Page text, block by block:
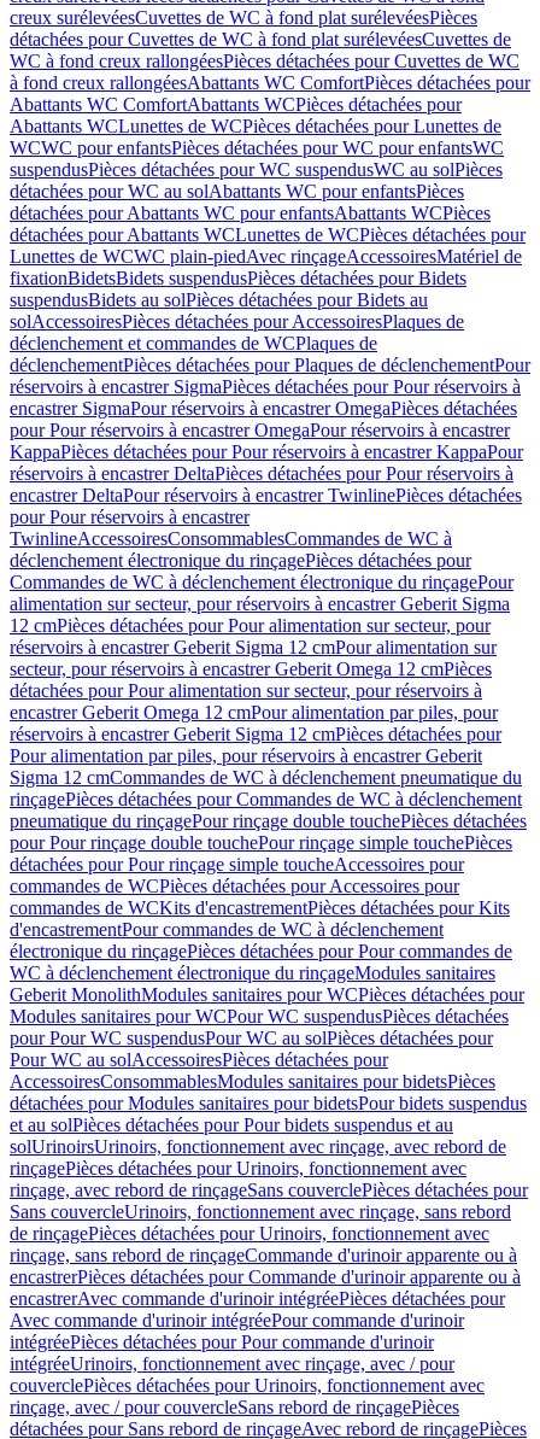
creux surélevéesCuvettes de WC à fond plat surélevéesPièces
détachées pour Cuvettes de WC à fond plat surélevéesCuvettes de
WC à fond creux rallongéesPièces détachées pour Cuvettes de WC
à fond creux rallongéesAbattants WC ComfortPièces détachées pour
Abattants WC ComfortAbattants WCPièces détachées pour
Abattants WCLunettes de WCPièces détachées pour Lunettes de
WCWC pour enfantsPièces détachées pour WC pour enfantsWC
suspendusPièces détachées pour WC suspendusWC au solPièces
détachées pour WC au solAbattants WC pour enfantsPièces
détachées pour Abattants WC pour enfantsAbattants WCPièces
détachées pour Abattants WCLunettes de WCPièces détachées pour
Lunettes de WCWC plain-piedAvec rinçageAccessoiresMatériel de
fixationBidetsBidets suspendusPièces détachées pour Bidets
suspendusBidets au solPièces détachées pour Bidets au
solAccessoiresPièces détachées pour AccessoiresPlaques de
déclenchement et commandes de WCPlaques de
déclenchementPièces détachées pour Plaques de déclenchementPour
réservoirs à encastrer SigmaPièces détachées pour Pour réservoirs à
encastrer SigmaPour réservoirs à encastrer OmegaPièces détachées
pour Pour réservoirs à encastrer OmegaPour réservoirs à encastrer
KappaPièces détachées pour Pour réservoirs à encastrer KappaPour
réservoirs à encastrer DeltaPièces détachées pour Pour réservoirs à
encastrer DeltaPour réservoirs à encastrer TwinlinePièces détachées
pour Pour réservoirs à encastrer
TwinlineAccessoiresConsommablesCommandes de WC à
déclenchement électronique du rinçagePièces détachées pour
Commandes de WC à déclenchement électronique du rinçagePour
alimentation sur secteur, pour réservoirs à encastrer Geberit Sigma
12 cmPièces détachées pour Pour alimentation sur secteur, pour
réservoirs à encastrer Geberit Sigma 12 cmPour alimentation sur
secteur, pour réservoirs à encastrer Geberit Omega 12 cmPièces
détachées pour Pour alimentation sur secteur, pour réservoirs à
encastrer Geberit Omega 12 cmPour alimentation par piles, pour
réservoirs à encastrer Geberit Sigma 12 cmPièces détachées pour
Pour alimentation par piles, pour réservoirs à encastrer Geberit
Sigma 12 cmCommandes de WC à déclenchement pneumatique du
rinçagePièces détachées pour Commandes de WC à déclenchement
pneumatique du rinçagePour rinçage double touchePièces détachées
pour Pour rinçage double touchePour rinçage simple touchePièces
détachées pour Pour rinçage simple toucheAccessoires pour
commandes de WCPièces détachées pour Accessoires pour
commandes de WCKits d'encastrementPièces détachées pour Kits
d'encastrementPour commandes de WC à déclenchement
électronique du rinçagePièces détachées pour Pour commandes de
WC à déclenchement électronique du rinçageModules sanitaires
Geberit MonolithModules sanitaires pour WCPièces détachées pour
Modules sanitaires pour WCPour WC suspendusPièces détachées
pour Pour WC suspendusPour WC au solPièces détachées pour
Pour WC au solAccessoiresPièces détachées pour
AccessoiresConsommablesModules sanitaires pour bidetsPièces
détachées pour Modules sanitaires pour bidetsPour bidets suspendus
et au solPièces détachées pour Pour bidets suspendus et au
solUrinoirsUrinoirs, fonctionnement avec rinçage, avec rebord de
rinçagePièces détachées pour Urinoirs, fonctionnement avec
rinçage, avec rebord de rinçageSans couverclePièces détachées pour
Sans couvercleUrinoirs, fonctionnement avec rinçage, sans rebord
de rinçagePièces détachées pour Urinoirs, fonctionnement avec
rinçage, sans rebord de rinçageCommande d'urinoir apparente ou à
encastrerPièces détachées pour Commande d'urinoir apparente ou à
encastrerAvec commande d'urinoir intégréePièces détachées pour
Avec commande d'urinoir intégréePour commande d'urinoir
intégréePièces détachées pour Pour commande d'urinoir
intégréeUrinoirs, fonctionnement avec rinçage, avec / pour
couverclePièces détachées pour Urinoirs, fonctionnement avec
rinçage, avec / pour couvercleSans rebord de rinçagePièces
détachées pour Sans rebord de rinçageAvec rebord de rinçagePièces